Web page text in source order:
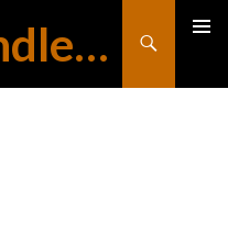
Julián Schvindlerman